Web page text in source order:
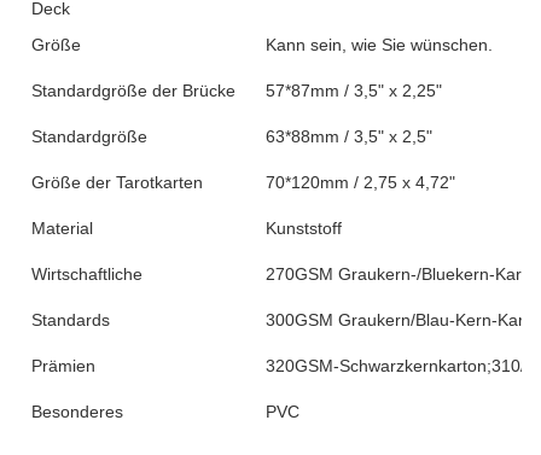
Deck
Größe Kann sein, wie Sie wünschen.
Standardgröße der Brücke 57*87mm / 3,5" x 2,25"
Standardgröße 63*88mm / 3,5" x 2,5"
Größe der Tarotkarten 70*120mm / 2,75 x 4,72"
Material Kunststoff
Wirtschaftliche 270GSM Graukern-/Bluekern-
Standards 300GSM Graukern/Blau-Kern-
Prämien 320GSM-Schwarzkernkarton;310/
Besonderes PVC